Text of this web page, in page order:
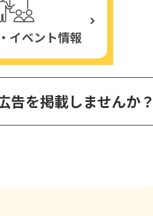
イベント情報
告を掲載しませんか？